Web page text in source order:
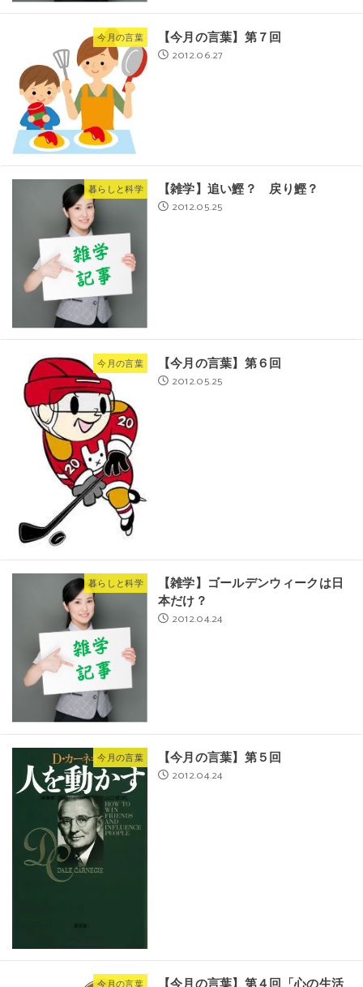
今月の言葉 【今月の言葉】第７回
2012.06.27
暮らしと科学 【雑学】追い鰹？ 戻り鰹？
2012.05.25
今月の言葉 【今月の言葉】第６回
2012.05.25
暮らしと科学
【雑学】ゴールデンウィークは日
本だけ？
2012.04.24
今月の言葉 【今月の言葉】第５回
2012.04.24
今月の言葉
【今月の言葉】第４回「心の生活